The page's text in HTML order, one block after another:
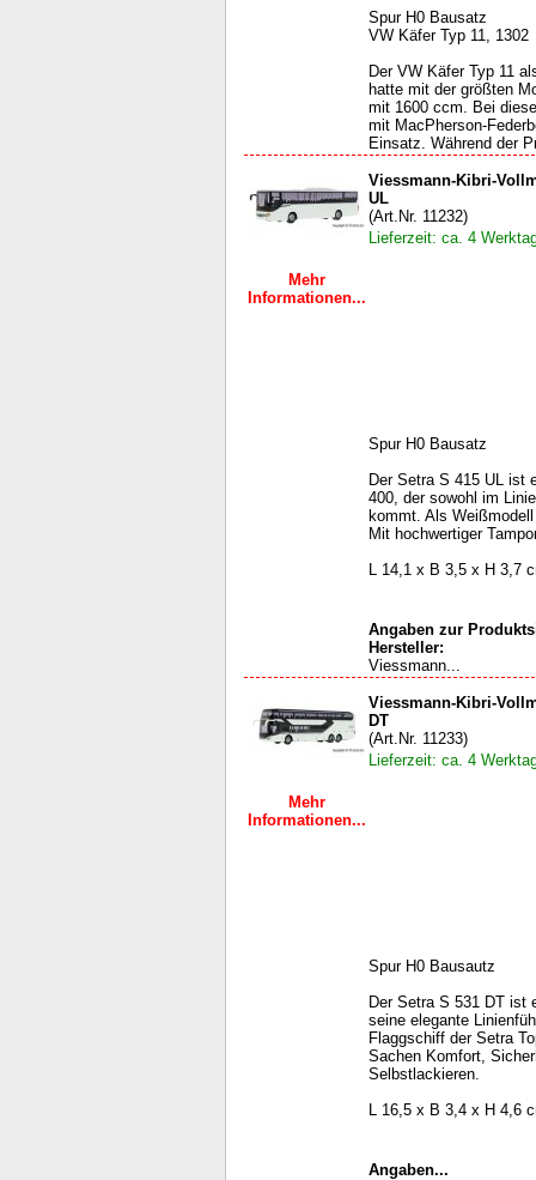
Spur H0 Bausatz
VW Käfer Typ 11, 1302
Der VW Käfer Typ 11
hatte mit der größten
mit 1600 ccm. Bei
mit MacPherson-
Einsatz. Während der
Mehr
Informationen...
Viessmann-Kibri-
UL
(Art.Nr. 11232)
Lieferzeit: ca. 4
Spur H0 Bausatz
Der Setra S 415 UL ist
400, der sowohl im
kommt. Als
Mit hochwertiger
L 14,1 x B 3,5 x H 3,7
Angaben zur
Hersteller:
Viessmann...
Mehr
Informationen...
Viessmann-Kibri-
DT
(Art.Nr. 11233)
Lieferzeit: ca. 4
Spur H0 Bausautz
Der Setra S 531 DT ist
seine elegante
Flaggschiff der Setra
Sachen Komfort,
Selbstlackieren.
L 16,5 x B 3,4 x H 4,6
Angaben...